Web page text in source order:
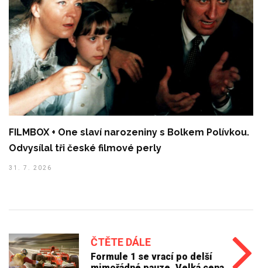
FILMBOX + One slaví narozeniny s Bolkem Polívkou.
Odvysílal tři české filmové perly
31. 7. 2026
ČTĚTE DÁLE
Formule 1 se vrací po delší